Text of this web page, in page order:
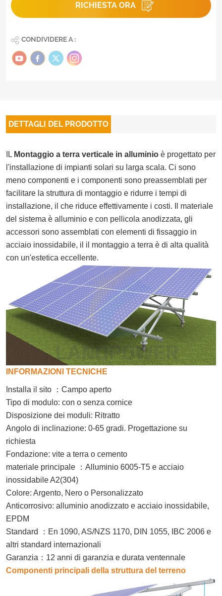
RICHIESTA ORA
CONDIVIDERE A :
DETTAGLI DEL PRODOTTO
IL Montaggio a terra verticale in alluminio è progettato per
l'installazione di impianti solari su larga scala. Ci sono
meno componenti e i componenti sono preassemblati per
facilitare la struttura di montaggio e ridurre i tempi di
installazione, il che riduce effettivamente i costi. Il materiale
del sistema è alluminio e con pellicola anodizzata, gli
accessori sono assemblati con elementi di fissaggio in
acciaio inossidabile, il il montaggio a terra è di alta qualità
con un'estetica eccellente.
INFORMAZIONI TECNICHE
Installa il sito ： Campo aperto
Tipo di modulo: con o senza cornice
Disposizione dei moduli: Ritratto
Angolo di inclinazione: 0-65 gradi. Progettazione su
richiesta
Fondazione: vite a terra o cemento
materiale principale
： Alluminio 6005-T5 e acciaio
inossidabile A2(304)
Colore: Argento, Nero o Personalizzato
Anticorrosivo: alluminio anodizzato e acciaio inossidabile,
EPDM
Standard
： En 1090, AS/NZS 1170, DIN 1055, IBC 2006 e
altri standard internazionali
Garanzia ： 12 anni di garanzia e durata ventennale
Componenti principali della struttura del terreno